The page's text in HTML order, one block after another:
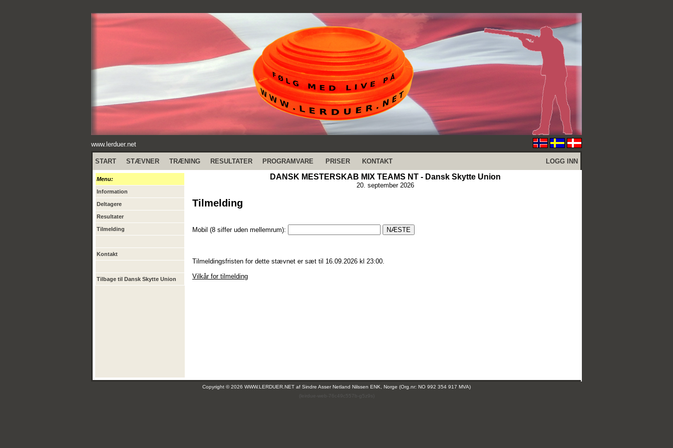
www.lerduer.net
START STÆVNER TRÆNING RESULTATER PROGRAMVARE PRISER KONTAKT LOGG INN
Menu:
Information
Deltagere
Resultater
Tilmelding
Kontakt
Tilbage til Dansk Skytte Union
DANSK MESTERSKAB MIX TEAMS NT - Dansk Skytte Union
20. september 2026
Tilmelding
Mobil (8 siffer uden mellemrum):
Tilmeldingsfristen for dette stævnet er sæt til 16.09.2026 kl 23:00.
Vilkår for tilmelding
Copyright © 2026 WWW.LERDUER.NET af Sindre Asser Netland Nilssen ENK, Norge (Org.nr: NO 992 354 917 MVA)
(leirdue-web-76c49c557b-g5z9s)